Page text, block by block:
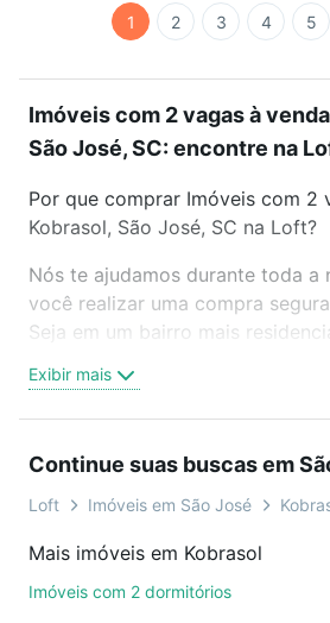
1 2 3 4 5
Imóveis com 2 vagas à
São José, SC: encontre na
Por que comprar Imóveis com 2
Kobrasol, São José, SC na Loft?
Nós te ajudamos durante toda a
você realizar uma compra
Seja em um bairro mais
oferta ideal de Imóveis com 2
Kobrasol, São José, SC para
é grátis, sem compromisso e
mais de 46 mil corretores e
Como escolher um imóvel?
Exibir mais
Continue suas buscas em
Loft Imóveis em São José
Mais imóveis em Kobrasol
Imóveis com 2 dormitórios